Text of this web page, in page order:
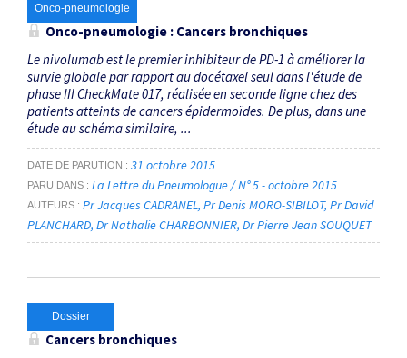
Onco-pneumologie
Onco-pneumologie : Cancers bronchiques
Le nivolumab est le premier inhibiteur de PD-1 à améliorer la
survie globale par rapport au docétaxel seul dans l'étude de
phase III CheckMate 017, réalisée en seconde ligne chez des
patients atteints de cancers épidermoïdes. De plus, dans une
étude au schéma similaire, ...
DATE DE PARUTION 31 octobre 2015
PARU DANS La Lettre du Pneumologue / N° 5 - octobre 2015
AUTEURS Pr Jacques CADRANEL Pr Denis MORO-SIBILOT Pr David
PLANCHARD Dr Nathalie CHARBONNIER Dr Pierre Jean SOUQUET
Dossier
Cancers bronchiques